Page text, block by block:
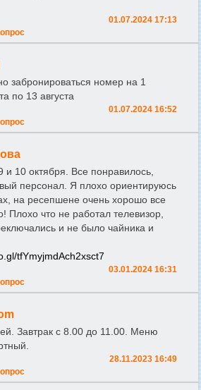
01.07.2024 17:13
забронироваться номер на 1
по 13 августа
01.07.2024 16:52
10 октября. Все понравилось,
персонал. Я плохо ориентируюсь
на ресепшене очень хорошо все
Плохо что не работал телевизор,
и не было чайника и
tfYmyjmdAch2xsct7
03.01.2024 16:31
Завтрак с 8.00 до 11.00. Меню
28.11.2023 16:49